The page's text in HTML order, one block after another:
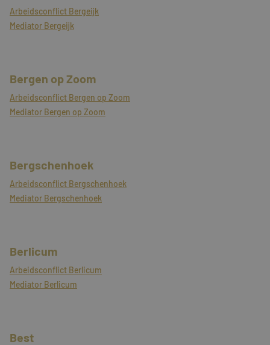
Arbeidsconflict Bergeijk
Mediator Bergeijk
Bergen op Zoom
Arbeidsconflict Bergen op Zoom
Mediator Bergen op Zoom
Bergschenhoek
Arbeidsconflict Bergschenhoek
Mediator Bergschenhoek
Berlicum
Arbeidsconflict Berlicum
Mediator Berlicum
Best